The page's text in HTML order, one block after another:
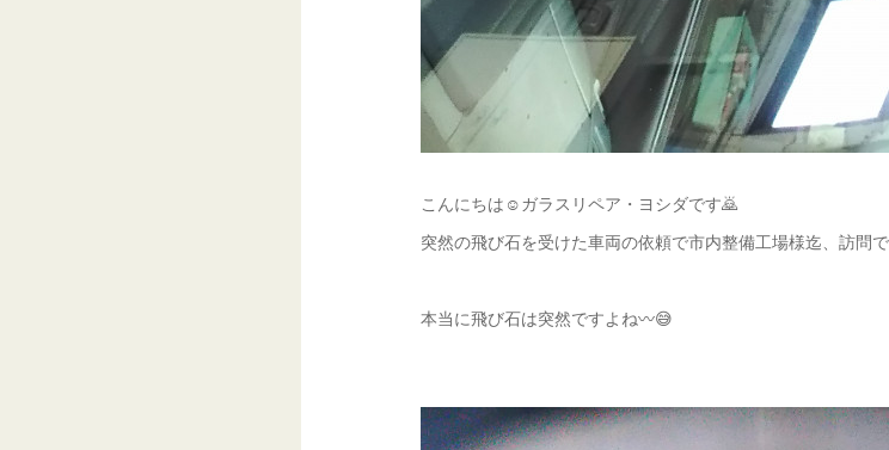
こんにちは☺ガラスリペア・ヨシダです🙇
突然の飛び石を受けた車両の依頼で市内整備工場様迄、訪問
本当に飛び石は突然ですよね〰😅